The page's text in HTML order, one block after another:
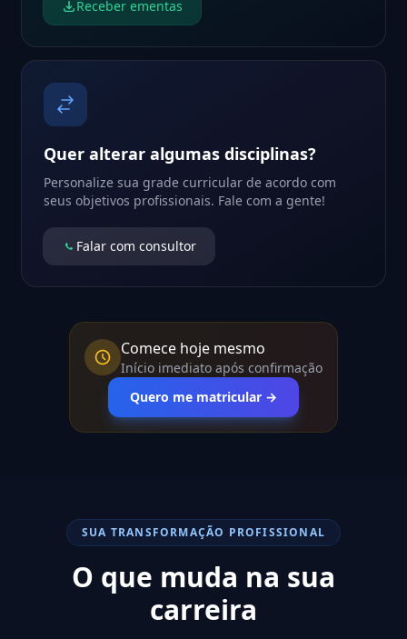
Receber ementas
Quer alterar algumas disciplinas?
Personalize sua grade curricular de acordo com
seus objetivos profissionais. Fale com a gente!
Falar com consultor
Comece hoje mesmo
Início imediato após confirmação
Quero me matricular →
SUA TRANSFORMAÇÃO PROFISSIONAL
O que muda na sua
carreira